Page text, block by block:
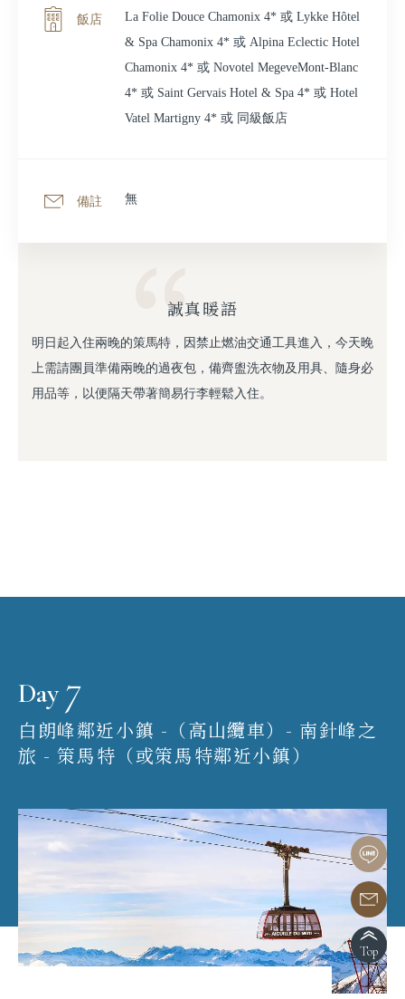
飯店
La Folie Douce Chamonix 4* 或 Lykke Hôtel
& Spa Chamonix 4* 或 Alpina Eclectic Hotel
Chamonix 4* 或 Novotel MegeveMont-Blanc
4* 或 Saint Gervais Hotel & Spa 4* 或 Hotel
Vatel Martigny 4* 或 同級飯店
備註 無
誠真暖語
明日起入住兩晚的策馬特，因禁止燃油交通工具進入，今天晚
上需請團員準備兩晚的過夜包，備齊盥洗衣物及用具、隨身必
用品等，以便隔天帶著簡易行李輕鬆入住。
Day7
白朗峰鄰近小鎮 -（高山纜車）- 南針峰之
旅 - 策馬特（或策馬特鄰近小鎮）
Top